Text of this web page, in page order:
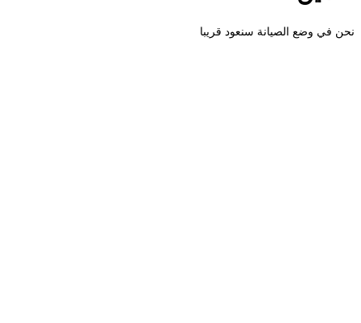
نحن في وضع الصيانة سنعود قريبا